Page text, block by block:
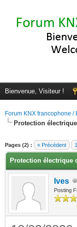
Bienvenue, Visiteur !
Forum KNX francophone /
Protection
Pages (2) : « Précédent 1
Protection électrique
Ives
Posting